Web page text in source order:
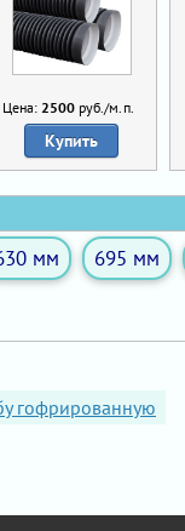
Цена: 2500руб./м.п.
Купить
мм 695 мм
гофрированную